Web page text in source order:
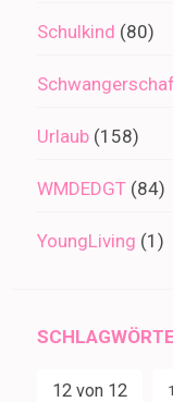
Schulkind (80)
Urlaub (158)
WMDEDGT (84)
YoungLiving (1)
12 von 12